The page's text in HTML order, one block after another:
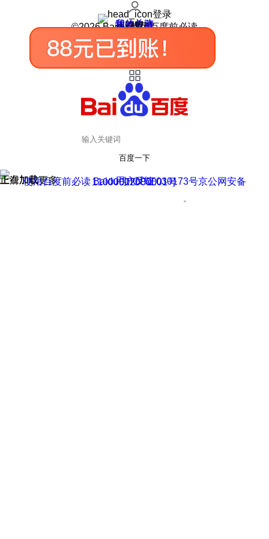
登录
我的关注
我的收藏
皮肤中心
用户反馈
设置
©2026 Baidu 使用百度前必读
百度一下
正在加载
上滑加载更多 用户反馈
使用百度前必读 Baidu 京ICP证030173号
京公网安备11000002000001号